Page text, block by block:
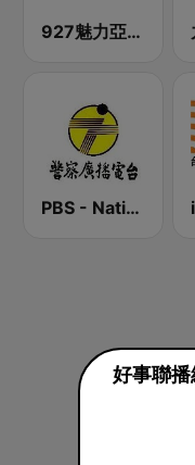
927魅力亞洲 Asia FM 亞洲電台
PBS - National Transportation